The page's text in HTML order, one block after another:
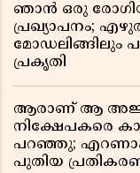
ഞാൻ ഒരു
പ്രഖ്യാപനം;
മോഡലിങ്ങിലും
പ്രകൃതി
ആരാണ് ആ
നിക്ഷേപകരെ
പറഞ്ഞു;
പുതിയ